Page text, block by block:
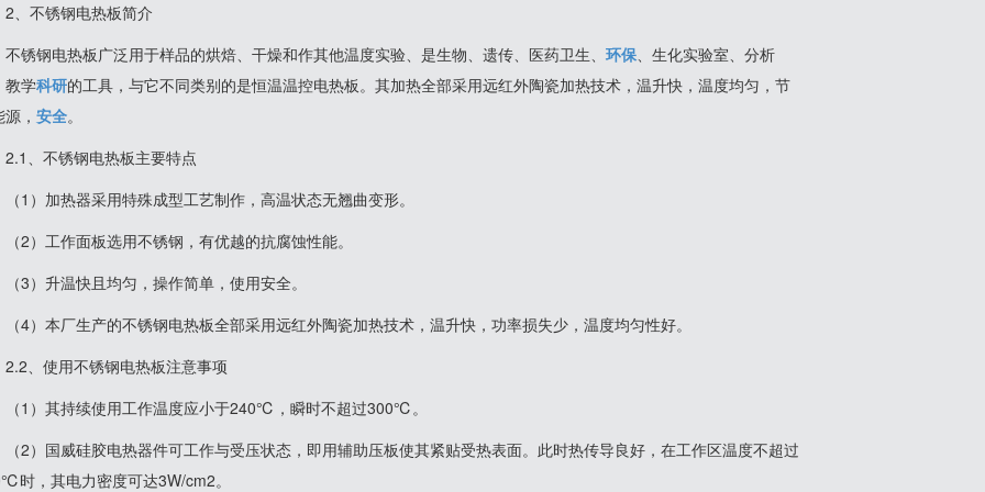
2、不锈钢电热板简介
不锈钢电热板广泛用于样品的烘焙、干燥和作其他温度实验、是生物、遗传、医药卫生、 环保、生化实验室、分析
教学科研的工具，与它不同类别的是恒温温控电热板。其加热全部采用远红外陶瓷加热技术，温升快，温度均匀，节
， 安全。
2.1、不锈钢电热板主要特点
（1）加热器采用特殊成型工艺制作，高温状态无翘曲变形。
（2）工作面板选用不锈钢，有优越的抗腐蚀性能。
（3）升温快且均匀，操作简单，使用安全。
（4）本厂生产的不锈钢电热板全部采用远红外陶瓷加热技术，温升快，功率损失少，温度均匀性好。
2.2、使用不锈钢电热板注意事项
（1）其持续使用工作温度应小于240℃，瞬时不超过300℃。
（2）国威硅胶电热器件可工作与受压状态，即用辅助压板使其紧贴受热表面。此时热传导良好，在工作区温度不超过
时，其电力密度可达3W/cm2。